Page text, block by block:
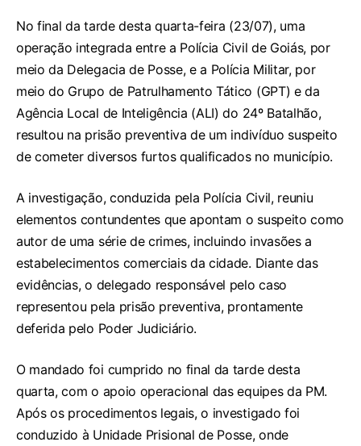
No final da tarde desta quarta-feira (23/07), uma
operação integrada entre a Polícia Civil de Goiás, por
meio da Delegacia de Posse, e a Polícia Militar, por
meio do Grupo de Patrulhamento Tático (GPT) e da
Agência Local de Inteligência (ALI) do 24º Batalhão,
resultou na prisão preventiva de um indivíduo suspeito
de cometer diversos furtos qualificados no município.
A investigação, conduzida pela Polícia Civil, reuniu
elementos contundentes que apontam o suspeito como
autor de uma série de crimes, incluindo invasões a
estabelecimentos comerciais da cidade. Diante das
evidências, o delegado responsável pelo caso
representou pela prisão preventiva, prontamente
deferida pelo Poder Judiciário.
O mandado foi cumprido no final da tarde desta
quarta, com o apoio operacional das equipes da PM.
Após os procedimentos legais, o investigado foi
conduzido à Unidade Prisional de Posse, onde